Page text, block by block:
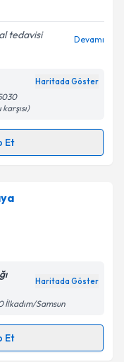
ilişkin
Aydınlatma
belirtilen
tedavisi
Devamı
Haritada Göster
Et
talebi oluşturun.
için bir takvim
ilişkinAydınlatma
belirtilen
Haritada Göster
İlkadım/Samsun
Et